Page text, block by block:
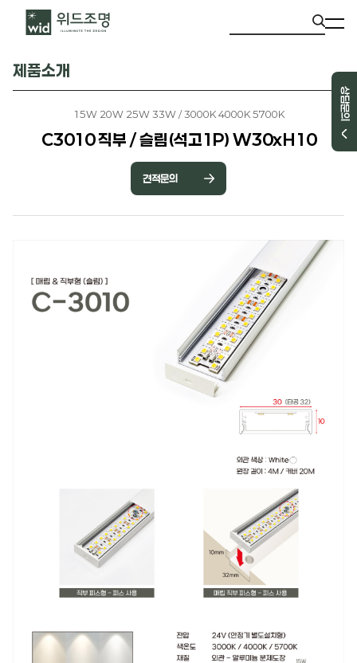
상담문의
제품소개
15W 20W 25W 33W / 3000K 4000K 5700K
C3010 직부 / 슬림(석고1P) W30xH10
견적문의